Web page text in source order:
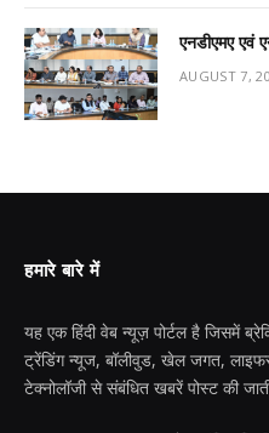
एनडीएमए एवं
AUGUST 7,
हमारे बारे में
यह एक हिंदी वेब न्यूज़ पोर्टल है जिसमें
ट्रेंडिंग न्यूज, बॉलीवुड, खेल जगत,
टेक्नोलॉजी से संबंधित खबरें पोस्ट की